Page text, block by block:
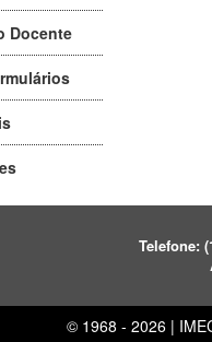
Docente
Telefone:
© 1968 - 2026 |